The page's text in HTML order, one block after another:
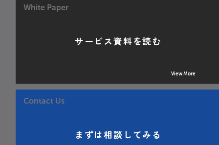
White Paper
サービス資料を読む
View More
Contact Us
まずは相談してみる